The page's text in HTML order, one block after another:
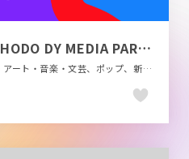
HAKUHODO & HAKUHODO DY MEDIA PARTNERS RECRUIT
かわいい、カラフル、デザイン・アート・音楽・文芸、ポップ、新卒・中途採用サイト